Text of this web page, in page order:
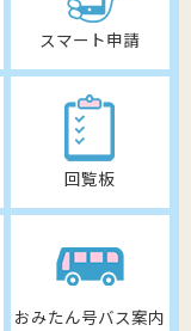
スマート申請
回覧板
おみたん号バス案内